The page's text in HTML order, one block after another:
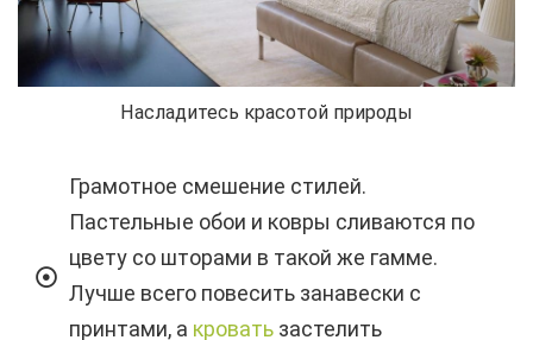
Насладитесь красотой природы
Грамотное смешение стилей.
Пастельные обои и ковры сливаются по
цвету со шторами в такой же гамме.
Лучше всего повесить занавески с
принтами, а кровать застелить